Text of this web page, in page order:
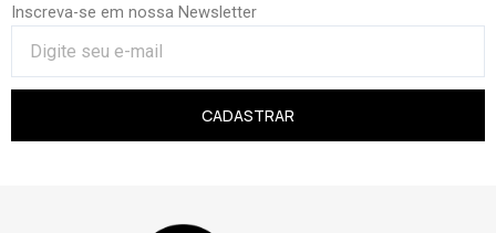
Inscreva-se em nossa Newsletter
CADASTRAR